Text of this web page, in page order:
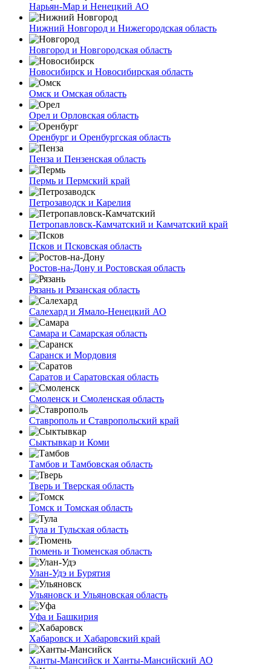
Нарьян-Мар и Ненецкий АО
Нижний Новгород и Нижегородская область
Новгород и Новгородская область
Новосибирск и Новосибирская область
Омск и Омская область
Орел и Орловская область
Оренбург и Оренбургская область
Пенза и Пензенская область
Пермь и Пермский край
Петрозаводск и Карелия
Петропавловск-Камчатский и Камчатский край
Псков и Псковская область
Ростов-на-Дону и Ростовская область
Рязань и Рязанская область
Салехард и Ямало-Ненецкий АО
Самара и Самарская область
Саранск и Мордовия
Саратов и Саратовская область
Смоленск и Смоленская область
Ставрополь и Ставропольский край
Сыктывкар и Коми
Тамбов и Тамбовская область
Тверь и Тверская область
Томск и Томская область
Тула и Тульская область
Тюмень и Тюменская область
Улан-Удэ и Бурятия
Ульяновск и Ульяновская область
Уфа и Башкирия
Хабаровск и Хабаровский край
Ханты-Мансийск и Ханты-Мансийский АО